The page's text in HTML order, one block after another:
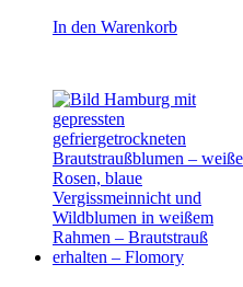
In den Warenkorb